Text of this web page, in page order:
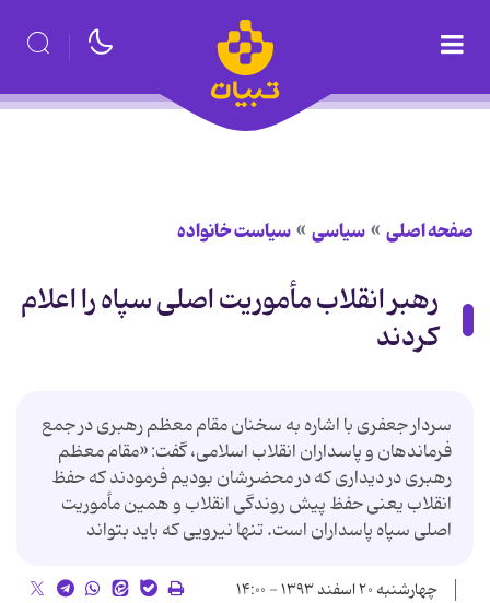
صفحه اصلی سیاسی سیاست خانواده
رهبر انقلاب مأموریت اصلی سپاه را اعلام
کردند
سردار جعفری با اشاره به سخنان مقام معظم رهبری در جمع
فرماندهان و پاسداران انقلاب اسلامی، گفت: «مقام معظم
رهبری در دیداری که در محضرشان بودیم فرمودند که حفظ
انقلاب یعنی حفظ پیش روندگی انقلاب و همین مأموریت
اصلی سپاه پاسداران است. تنها نیرویی که باید بتواند
چهارشنبه ۲۰ اسفند ۱۳۹۳ - ۱۴:۰۰